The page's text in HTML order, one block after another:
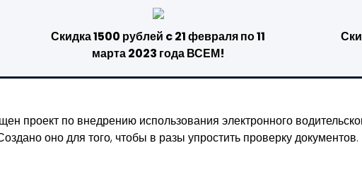
Скидка 1500 рублей c 21 февраля по 11
марта 2023 года ВСЕМ!
проект по внедрению использования электронного
оно для того, чтобы в разы упростить проверку